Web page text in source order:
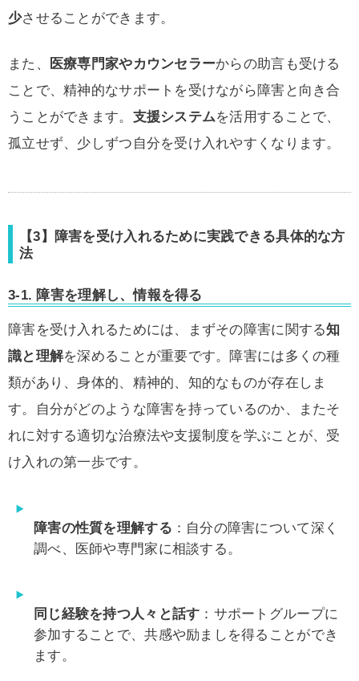
少させることができます。
また、 医療専門家やカウンセラーからの助言も受ける
ことで、精神的なサポートを受けながら障害と向き合
うことができます。 支援システムを活用することで、
孤立せず、少しずつ自分を受け入れやすくなります。
【3】障害を受け入れるために実践できる具体的な方
法
3-1. 障害を理解し、情報を得る
障害を受け入れるためには、まずその障害に関する知
識と理解を深めることが重要です。障害には多くの種
類があり、身体的、精神的、知的なものが存在しま
す。自分がどのような障害を持っているのか、またそ
れに対する適切な治療法や支援制度を学ぶことが、受
け入れの第一歩です。
障害の性質を理解する ：自分の障害について深く
調べ、医師や専門家に相談する。
同じ経験を持つ人々と話す ：サポートグループに
参加することで、共感や励ましを得ることができ
ます。